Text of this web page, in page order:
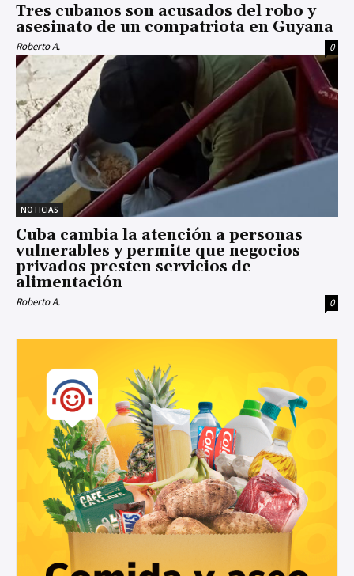
Tres cubanos son acusados del robo y
asesinato de un compatriota en Guyana
Roberto A. 0
NOTICIAS
Cuba cambia la atención a personas
vulnerables y permite que negocios
privados presten servicios de
alimentación
Roberto A. 0